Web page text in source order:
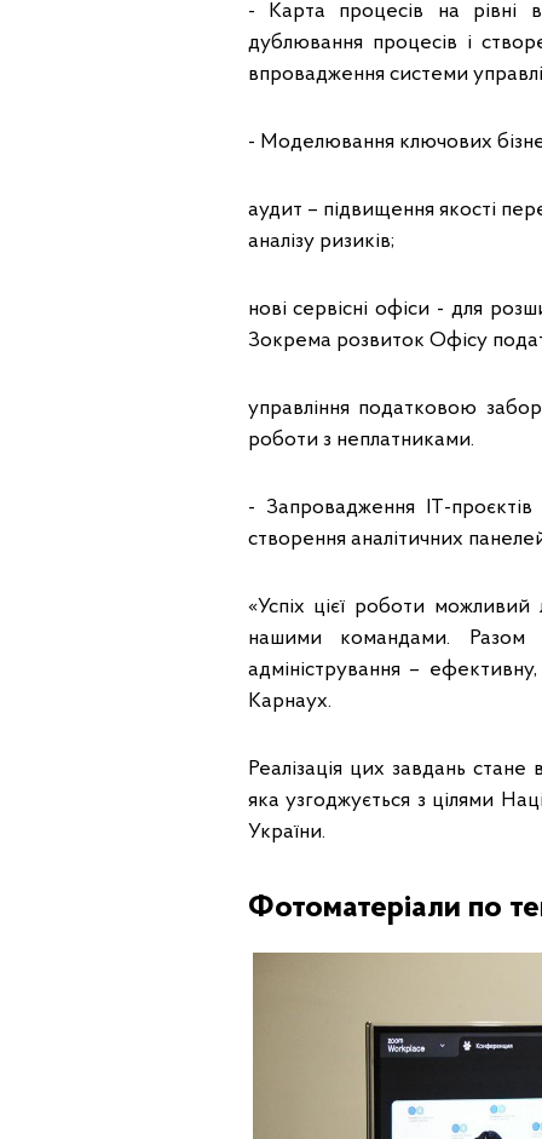
- Карта процесів на рівні
дублювання процесів і
впровадження системи
- Моделювання ключових
аудит – підвищення якості
аналізу ризиків;
нові сервісні офіси - для
Зокрема розвиток Офісу
управління податковою
роботи з неплатниками.
- Запровадження ІТ-
створення аналітичних
«Успіх цієї роботи
нашими командами. Разом
адміністрування –
Карнаух.
Реалізація цих завдань
яка узгоджується з цілями
України.
Фотоматеріали по